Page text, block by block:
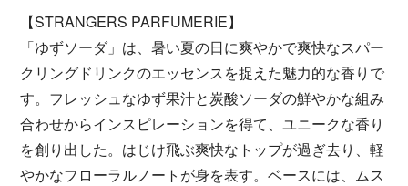
【STRANGERS PARFUMERIE】
「ゆずソーダ」は、暑い夏の日に爽やかで爽快なスパー
クリングドリンクのエッセンスを捉えた魅力的な香りで
す。フレッシュなゆず果汁と炭酸ソーダの鮮やかな組み
合わせからインスピレーションを得て、ユニークな香り
を創り出した。はじけ飛ぶ爽快なトップが過ぎ去り、軽
やかなフローラルノートが身を表す。ベースには、ムス